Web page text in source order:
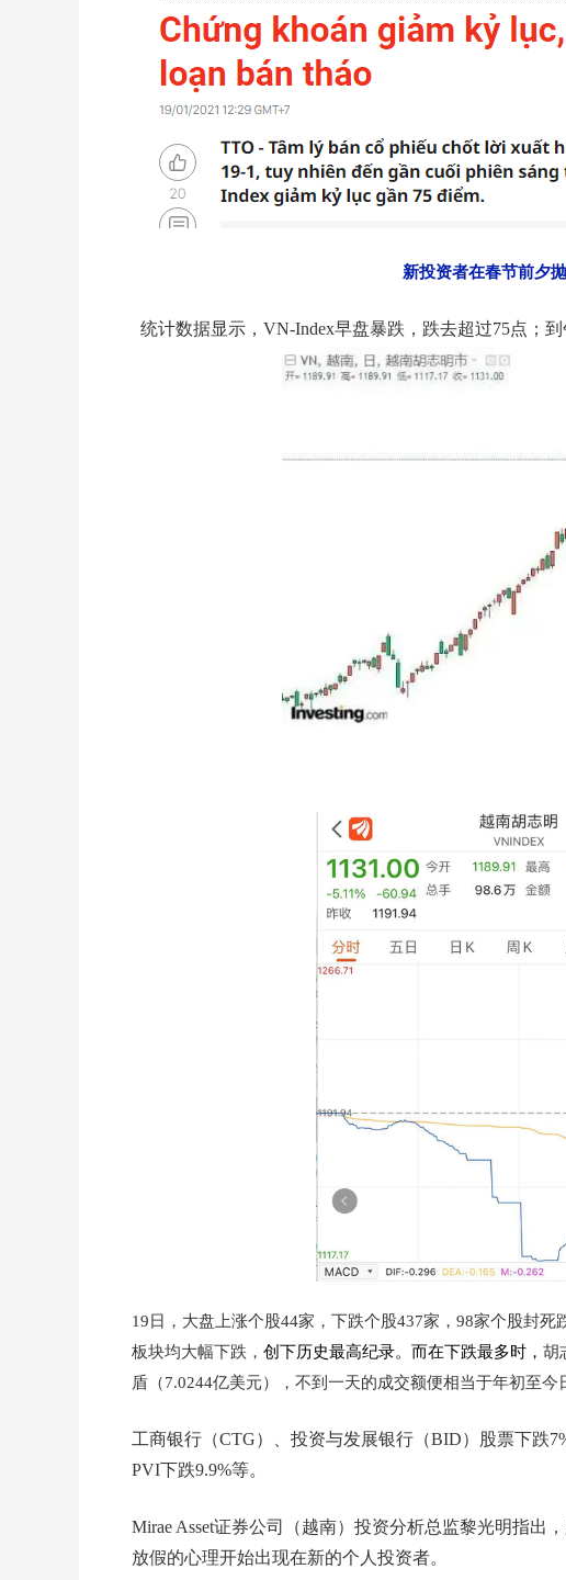
新投资者在春节前夕
统计数据显示，VN-Index早盘暴跌，跌去超过75点；
19日，大盘上涨个股44家，下跌个股437家，98家个股封
板块均大幅下跌， 创下历史最高纪录。而在下跌最多时， 胡
盾（7.0244亿美元），不到一天的成交额便相当于年初至今
工商银行（CTG）、投资与发展银行（BID）股票下跌
PVI下跌9.9%等。
Mirae Asset证券公司（越南）投资分析总监黎光明指出
放假的心理开始出现在新的个人投资者。